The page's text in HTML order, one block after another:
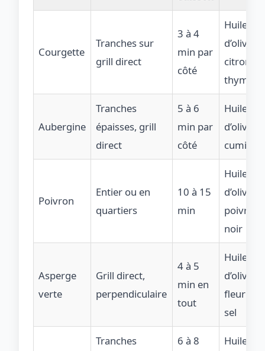
Courgette
Tranches sur
grill direct
3 à 4
min par
côté
Huile
d’olive,
citron,
thym
Aubergine
Tranches
épaisses, grill
direct
5 à 6
min par
côté
Huile
d’olive,
cumin
Poivron
Entier ou en
quartiers
10 à 15
min
Huile
d’olive,
poivre
noir
Asperge
verte
Grill direct,
perpendiculaire
4 à 5
min en
tout
Huile
d’olive,
fleur de
sel
Tranches
6 à 8
Huile